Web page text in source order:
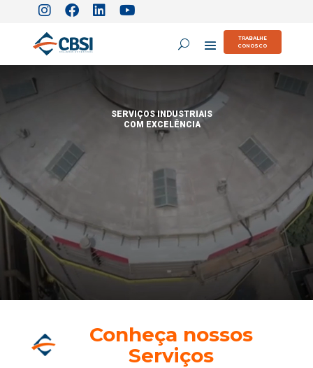
TRABALHE
CONOSCO
SERVIÇOS INDUSTRIAIS
COM EXCELÊNCIA
Conheça nossos
Serviços